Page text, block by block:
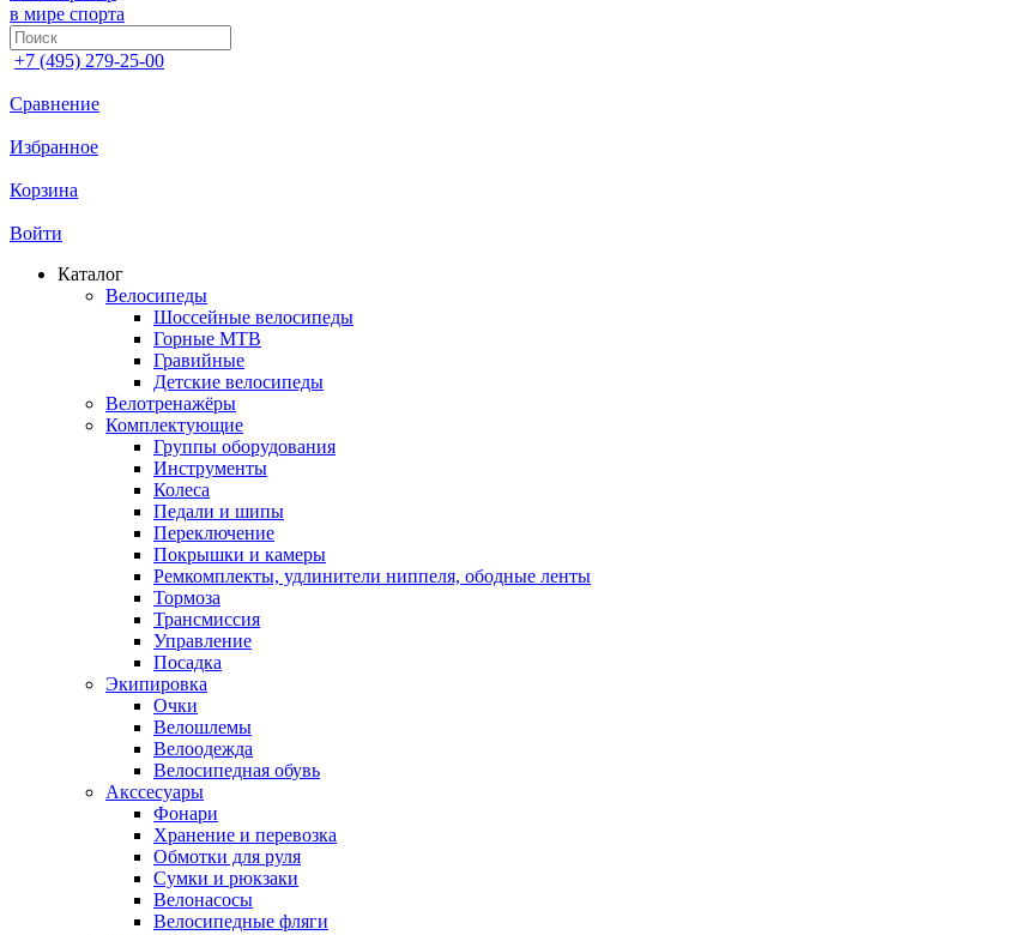
в мире спорта
+7 (495) 279-25-00
Сравнение
Избранное
Корзина
Войти
Каталог
Велосипеды
Шоссейные велосипеды
Горные МTB
Гравийные
Детские велосипеды
Велотренажёры
Комплектующие
Группы оборудования
Инструменты
Колеса
Педали и шипы
Переключение
Покрышки и камеры
Ремкомплекты, удлинители ниппеля, ободные ленты
Тормоза
Трансмиссия
Управление
Посадка
Экипировка
Очки
Велошлемы
Велоодежда
Велосипедная обувь
Акссесуары
Фонари
Хранение и перевозка
Обмотки для руля
Сумки и рюкзаки
Велонасосы
Велосипедные фляги